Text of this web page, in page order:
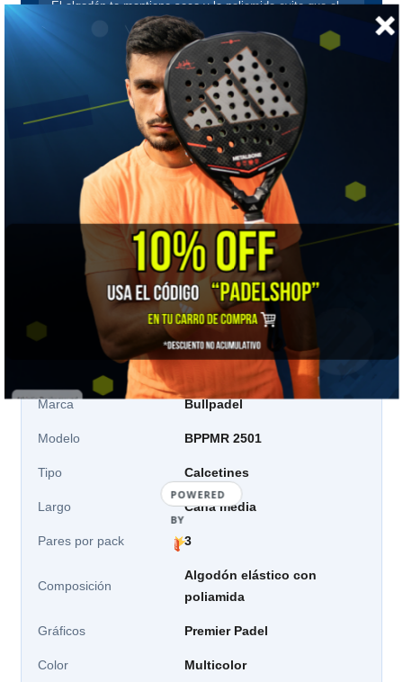
El algodón te mantiene seco y la poliamida evita que el
calcetín se deforme. Por eso las mezclas rinden más
que el algodón puro.
Que no se baje
Un calcetín que se arruga dentro de la zapatilla es una
ampolla anunciada. El elástico es lo que lo mantiene en
Ten más de un par
Si juegas varias veces por semana, un solo par no
alcanza a secarse entre sesiones. Por eso vienen en
📋 Ficha técnica
Marca Bullpadel
Modelo BPPMR 2501
Tipo Calcetines
Largo Caña media
Pares por pack 3
Composición
Algodón elástico con
poliamida
Gráficos Premier Padel
Color Multicolor
POWERED
BY